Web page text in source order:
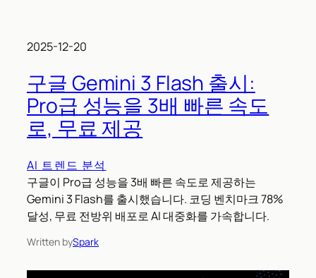
2025-12-20
구글 Gemini 3 Flash 출시:
Pro급 성능을 3배 빠른 속도
로, 무료 제공
AI 트렌드 분석
구글이 Pro급 성능을 3배 빠른 속도로 제공하는
Gemini 3 Flash를 출시했습니다. 코딩 벤치마크 78%
달성, 무료 전방위 배포로 AI 대중화를 가속합니다.
Written bySpark